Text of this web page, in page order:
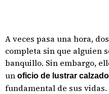
A veces pasa una hora,
completa sin que alguien
banquillo. Sin embargo,
un oficio de lustrar
fundamental de sus vidas.